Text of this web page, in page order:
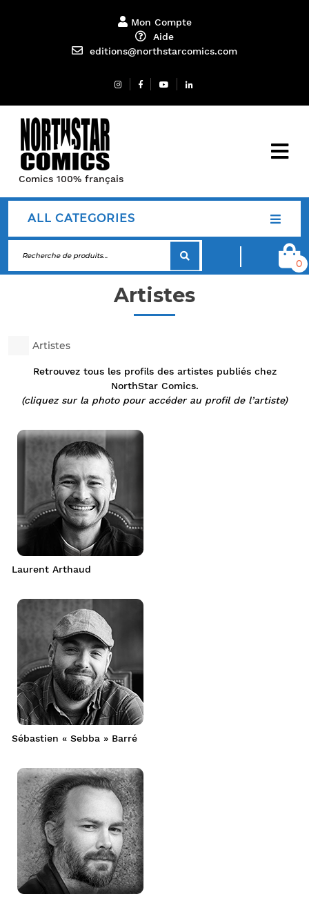
Mon Compte
Aide
editions@northstarcomics.com
Comics 100% français
ALL CATEGORIES
0
Artistes
Artistes
Retrouvez tous les profils des artistes publiés chez
NorthStar Comics.
(cliquez sur la photo pour accéder au profil de l’artiste)
Laurent Arthaud
Sébastien « Sebba » Barré